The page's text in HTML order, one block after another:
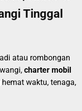
Tinggal
atau rombongan
charter mobil
waktu, tenaga,